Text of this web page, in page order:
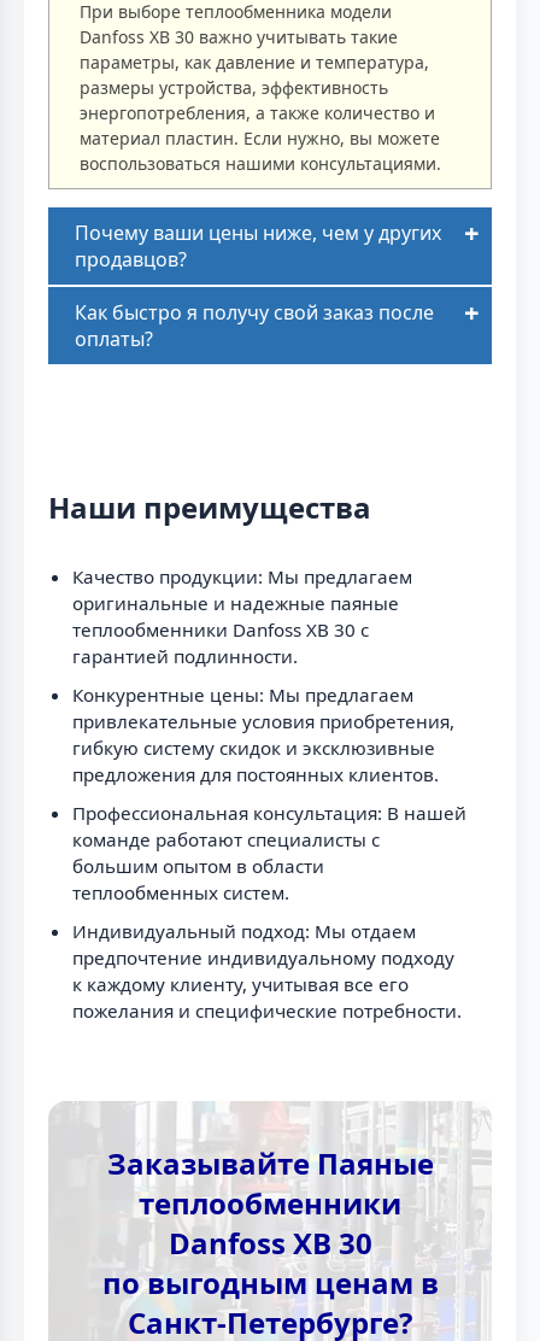
При выборе теплообменника модели
Danfoss XB 30 важно учитывать такие
параметры, как давление и температура,
размеры устройства, эффективность
энергопотребления, а также количество и
материал пластин. Если нужно, вы можете
воспользоваться нашими консультациями.
Почему ваши цены ниже, чем у других
продавцов?
Как быстро я получу свой заказ после
оплаты?
Наши преимущества
Качество продукции: Мы предлагаем
оригинальные и надежные паяные
теплообменники Danfoss XB 30 с
гарантией подлинности.
Конкурентные цены: Мы предлагаем
привлекательные условия приобретения,
гибкую систему скидок и эксклюзивные
предложения для постоянных клиентов.
Профессиональная консультация: В нашей
команде работают специалисты с
большим опытом в области
теплообменных систем.
Индивидуальный подход: Мы отдаем
предпочтение индивидуальному подходу
к каждому клиенту, учитывая все его
пожелания и специфические потребности.
Заказывайте Паяные
теплообменники
Danfoss XB 30
по выгодным ценам в
Санкт-Петербурге?